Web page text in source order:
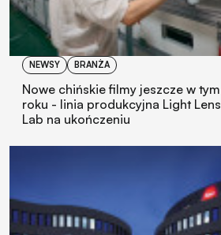
NEWSY BRANŻA
Nowe chińskie filmy jeszcze w tym
roku - linia produkcyjna Light Lens
Lab na ukończeniu